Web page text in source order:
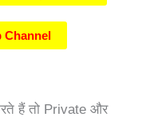
Channel
हैं तो Private और